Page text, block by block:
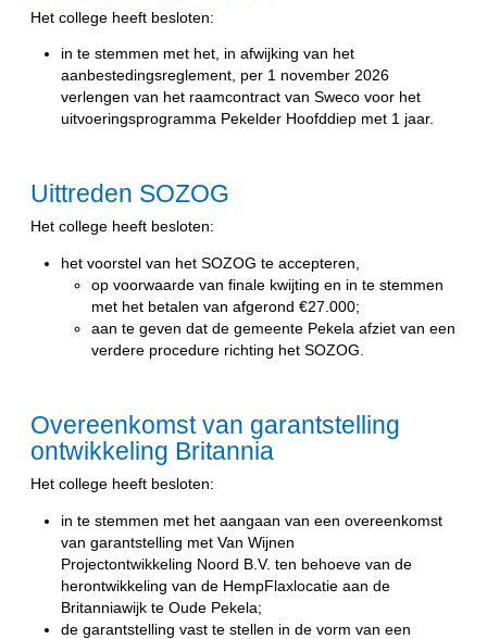
Het college heeft besloten:
in te stemmen met het, in afwijking van het
aanbestedingsreglement, per 1 november 2026
verlengen van het raamcontract van Sweco voor het
uitvoeringsprogramma Pekelder Hoofddiep met 1 jaar.
Uittreden SOZOG
Het college heeft besloten:
het voorstel van het SOZOG te accepteren,
op voorwaarde van finale kwijting en in te stemmen
met het betalen van afgerond €27.000;
aan te geven dat de gemeente Pekela afziet van een
verdere procedure richting het SOZOG.
Overeenkomst van garantstelling
ontwikkeling Britannia
Het college heeft besloten:
in te stemmen met het aangaan van een overeenkomst
van garantstelling met Van Wijnen
Projectontwikkeling Noord B.V. ten behoeve van de
herontwikkeling van de HempFlaxlocatie aan de
Britanniawijk te Oude Pekela;
de garantstelling vast te stellen in de vorm van een